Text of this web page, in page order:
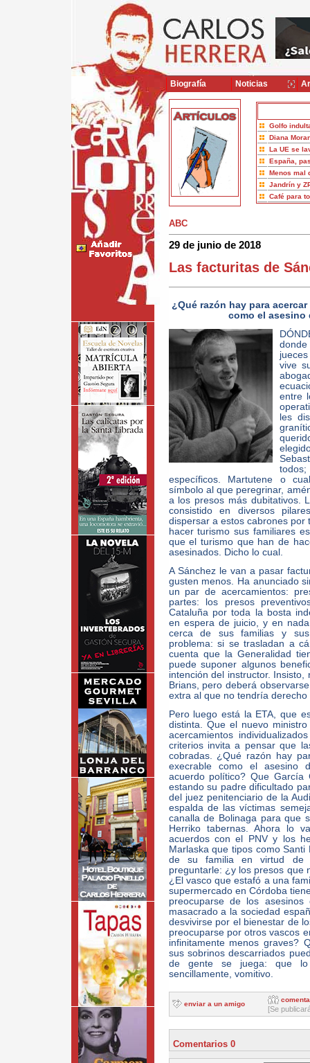
Golfo
Diana
La UE se
España,
Menos mal
Jandrín y
Café para
ABC
29 de junio de 2018
Las facturitas de
¿Qué razón hay para
como el asesino
vive
entre
les
específicos. Martutene o
símbolo al que peregrinar,
a los presos más dubitativos.
consistido en diversos
dispersar a estos cabrones por
hacer turismo sus familiares
que el turismo que han de
asesinados. Dicho lo cual.
A Sánchez le van a pasar
gusten menos. Ha anunciado
un par de acercamientos:
partes: los presos
Cataluña por toda la bosta
en espera de juicio, y en
cerca de sus familias y
problema: si se trasladan a
cuenta que la Generalidad
puede suponer algunos
intención del instructor.
Brians, pero deberá
extra al que no tendría
Pero luego está la ETA, que
distinta. Que el nuevo
acercamientos
criterios invita a pensar que
cobradas. ¿Qué razón hay
execrable como el asesino
acuerdo político? Que
estando su padre dificultado
del juez penitenciario de la
espalda de las víctimas
canalla de Bolinaga para que
Herriko tabernas. Ahora lo
acuerdos con el PNV y los
Marlaska que tipos como
de su familia en virtud de
preguntarle: ¿y los presos que
¿El vasco que estafó a una
supermercado en Córdoba
preocuparse de los
masacrado a la sociedad
desvivirse por el bienestar de
preocuparse por otros vascos
infinitamente menos graves?
sus sobrinos descarriados
de gente se juega: que
sencillamente, vomitivo.
enviar a un amigo
[Se
Comentarios 0
Biografía Noticias